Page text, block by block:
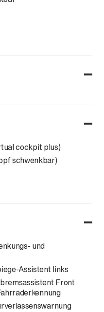
cockpit plus)
schwenkbar)
und
Assistent links
Front